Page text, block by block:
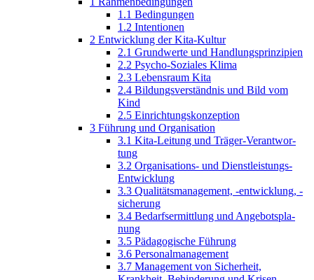
1.1 Bedingungen
1.2 Intentionen
2 Entwicklung der Kita-Kultur
2.1 Grundwerte und Handlungsprinzipien
2.2 Psycho-Soziales Klima
2.3 Lebensraum Kita
2.4 Bildungsver­ständnis und Bild vom
Kind
2.5 Einrichtungs­konzeption
3 Führung und Organisation
3.1 Kita-Leitung und Träger-Verantwor­
tung
3.2 Organisations- und Dienstleistungs-
Entwicklung
3.3 Qualitätsma­nagement, -entwicklung, -
sicherung
3.4 Bedarfsermitt­lung und Angebotspla­
nung
3.5 Pädagogische Führung
3.6 Personalma­nagement
3.7 Management von Sicherheit,